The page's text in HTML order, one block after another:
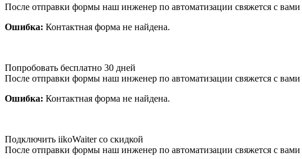
После отправки формы наш инженер по автоматизации свяжется с вами
Ошибка: Контактная форма не найдена.
Попробовать бесплатно 30 дней
После отправки формы наш инженер по автоматизации свяжется с вами
Ошибка: Контактная форма не найдена.
Подключить iikoWaiter со скидкой
После отправки формы наш инженер по автоматизации свяжется с вами